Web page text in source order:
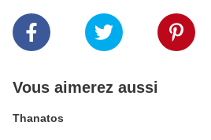
Vous aimerez aussi
Thanatos